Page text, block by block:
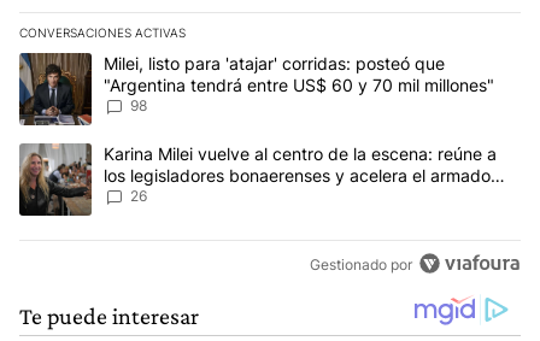
CONVERSACIONES ACTIVAS
Este listado muestra los artículos con más comentarios en los
Un artículo de tendencia con el título "Milei, listo para 'atajar'
Milei, listo para 'atajar' corridas: posteó que
"Argentina tendrá entre US$ 60 y 70 mil millones"
98
Un artículo de tendencia con el título "Karina Milei vuelve al
Karina Milei vuelve al centro de la escena: reúne a
los legisladores bonaerenses y acelera el armado
para 2027
26
Gestionado por